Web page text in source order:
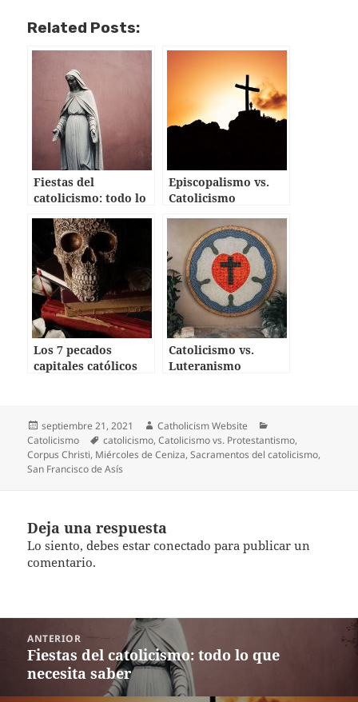
Related Posts:
Fiestas del
catolicismo: todo lo
Episcopalismo vs.
Catolicismo
Los 7 pecados
capitales católicos
Catolicismo vs.
Luteranismo
Publicado
el
septiembre 21, 2021 Autor
Catholicism Website
Catolicismo
Etiquetas
catolicismo,Catolicismo vs. Protestantismo,
Corpus Christi, Miércoles de Ceniza,Sacramentos del catolicismo,
San Francisco de Asís
Deja una respuesta
Lo siento, debes estarconectado para publicar un
comentario.
entradas
ANTERIOR
Entrada
anterior:
Fiestas del catolicismo: todo lo que
necesita saber